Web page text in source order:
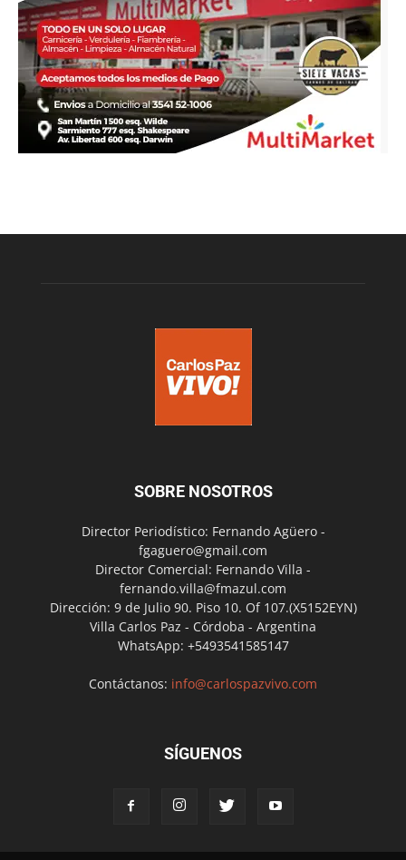
SOBRE NOSOTROS
Director Periodístico: Fernando Agüero -
fgaguero@gmail.com
Director Comercial: Fernando Villa -
fernando.villa@fmazul.com
Dirección: 9 de Julio 90. Piso 10. Of 107.(X5152EYN)
Villa Carlos Paz - Córdoba - Argentina
WhatsApp: +5493541585147
Contáctanos: info@carlospazvivo.com
SÍGUENOS